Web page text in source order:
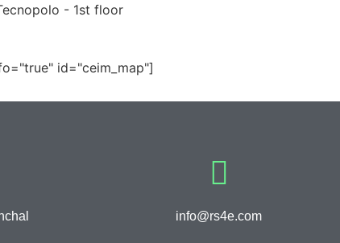
- 1st floor
id="ceim_map"]
info@rs4e.com